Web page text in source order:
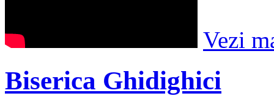
Vezi
Biserica Ghidighici